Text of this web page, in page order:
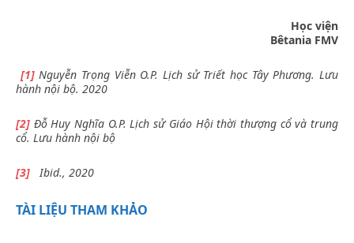
Học viện
Bêtania FMV
[1] Nguyễn Trọng Viễn O.P. Lịch sử Triết học Tây Phương. Lưu
hành nội bộ. 2020
[2] Đỗ Huy Nghĩa O.P. Lịch sử Giáo Hội thời thượng cổ và trung
cổ. Lưu hành nội bộ
[3] Ibid., 2020
TÀI LIỆU THAM KHẢO